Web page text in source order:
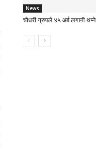
News
चौधरी ग्रुपले ४५ अर्ब लगानी थप्ने